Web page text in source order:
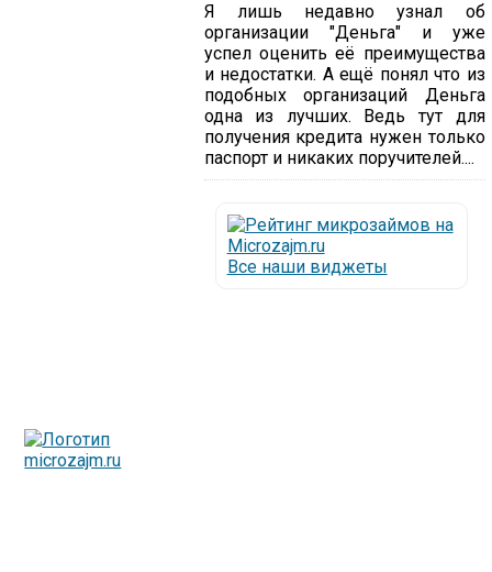
Я лишь недавно узнал об
организации "Деньга" и уже
успел оценить её преимущества
и недостатки. А ещё понял что из
подобных организаций Деньга
одна из лучших. Ведь тут для
получения кредита нужен только
паспорт и никаких поручителей....
Все наши виджеты